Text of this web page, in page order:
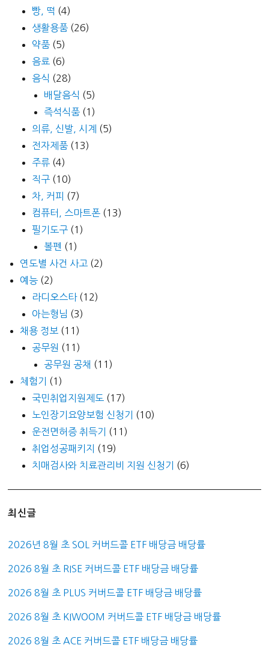
빵, 떡 (4)
생활용품 (26)
약품 (5)
음료 (6)
음식 (28)
배달음식 (5)
즉석식품 (1)
의류, 신발, 시계
(5)
전자제품 (13)
주류 (4)
직구 (10)
차, 커피 (7)
컴퓨터, 스마트폰 (13)
필기도구 (1)
볼펜 (1)
연도별 사건 사고 (2)
예능 (2)
라디오스타(12)
아는형님 (3)
채용 정보 (11)
공무원 (11)
공무원 공채 (11)
체험기
(1)
국민취업지원제도 (17)
노인장기요양보험 신청기
(10)
운전면허증 취득기
(11)
취업성공패키지
(19)
치매검사와 치료관리비 지원 신청기
(6)
최신글
2026년 8월 초 SOL 커버드콜 ETF 배당금 배당률
2026 8월 초 RISE 커버드콜 ETF 배당금 배당률
2026 8월 초 PLUS 커버드콜 ETF 배당금 배당률
2026 8월 초 KIWOOM 커버드콜 ETF 배당금 배당률
2026 8월 초 ACE 커버드콜 ETF 배당금 배당률